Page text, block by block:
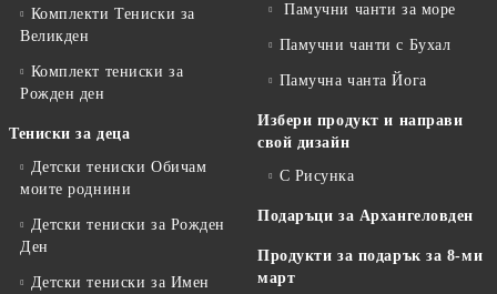
Комплекти Тениски за
Великден
Комплект тениски за
Рожден ден
Тениски за деца
Детски тениски Обичам
моите роднини
Детски тениски за Рожден
Ден
Детски тениски за Имен
Памучни чанти за море
Памучни чанти с Бухал
Памучна чанта Йога
Избери продукт и направи
свой дизайн
С Рисунка
Подаръци за Архангеловден
Продукти за подарък за 8-ми
март